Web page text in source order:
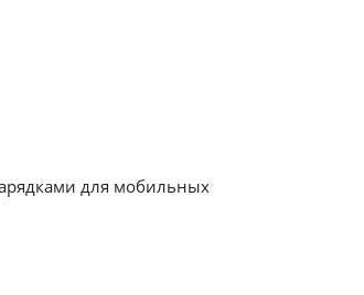
для мобильных